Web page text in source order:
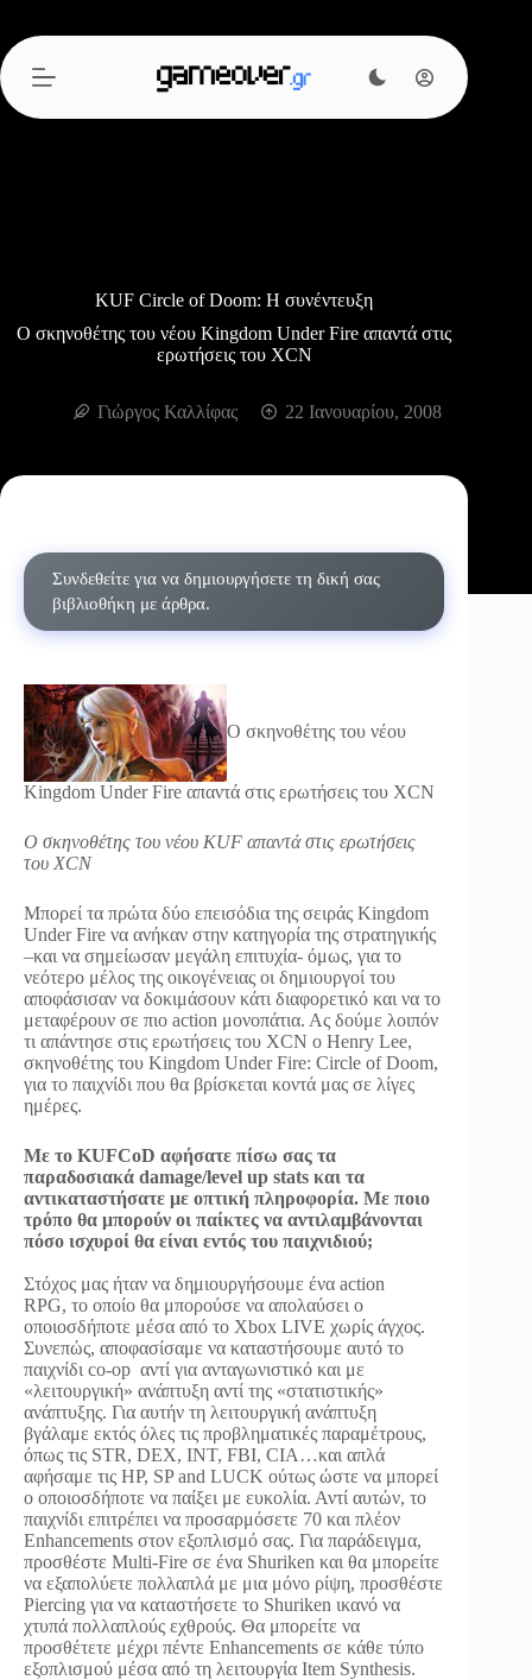
περιεχόμενο
KUF Circle of Doom: Η συνέντευξη
Ο σκηνοθέτης του νέου Kingdom Under Fire απαντά στις
ερωτήσεις του XCN
Γιώργος Καλλίφας 22 Ιανουαρίου, 2008
Συνδεθείτε για να δημιουργήσετε τη δική σας
βιβλιοθήκη με άρθρα.
Ο σκηνοθέτης του νέου
Kingdom Under Fire απαντά στις ερωτήσεις του XCN
Ο σκηνοθέτης του νέου KUF απαντά στις ερωτήσεις
του XCN
Μπορεί τα πρώτα δύο επεισόδια της σειράς Kingdom
Under Fire να ανήκαν στην κατηγορία της στρατηγικής
–και να σημείωσαν μεγάλη επιτυχία- όμως, για το
νεότερο μέλος της οικογένειας οι δημιουργοί του
αποφάσισαν να δοκιμάσουν κάτι διαφορετικό και να το
μεταφέρουν σε πιο action μονοπάτια. Ας δούμε λοιπόν
τι απάντησε στις ερωτήσεις του XCN ο Henry Lee,
σκηνοθέτης του Kingdom Under Fire: Circle of Doom,
για το παιχνίδι που θα βρίσκεται κοντά μας σε λίγες
ημέρες.
Με το KUFCoD αφήσατε πίσω σας τα
παραδοσιακά damage/level up stats και τα
αντικαταστήσατε με οπτική πληροφορία. Με ποιο
τρόπο θα μπορούν οι παίκτες να αντιλαμβάνονται
πόσο ισχυροί θα είναι εντός του παιχνιδιού;
Στόχος μας ήταν να δημιουργήσουμε ένα action
RPG, το οποίο θα μπορούσε να απολαύσει ο
οποιοσδήποτε μέσα από το Xbox LIVE χωρίς άγχος.
Συνεπώς, αποφασίσαμε να καταστήσουμε αυτό το
παιχνίδι co-op αντί για ανταγωνιστικό και με
«λειτουργική» ανάπτυξη αντί της «στατιστικής»
ανάπτυξης. Για αυτήν τη λειτουργική ανάπτυξη
βγάλαμε εκτός όλες τις προβληματικές παραμέτρους,
όπως τις STR, DEX, INT, FBI, CIA…και απλά
αφήσαμε τις HP, SP and LUCK ούτως ώστε να μπορεί
ο οποιοσδήποτε να παίξει με ευκολία. Αντί αυτών, το
παιχνίδι επιτρέπει να προσαρμόσετε 70 και πλέον
Enhancements στον εξοπλισμό σας. Για παράδειγμα,
προσθέστε Multi-Fire σε ένα Shuriken και θα μπορείτε
να εξαπολύετε πολλαπλά με μια μόνο ρίψη, προσθέστε
Piercing για να καταστήσετε το Shuriken ικανό να
χτυπά πολλαπλούς εχθρούς. Θα μπορείτε να
προσθέτετε μέχρι πέντε Enhancements σε κάθε τύπο
εξοπλισμού μέσα από τη λειτουργία Item Synthesis.